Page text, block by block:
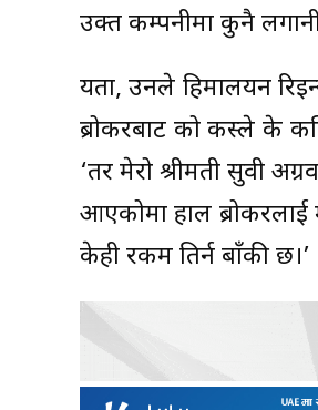
उक्त कम्पनीमा कुनै
यता, उनले हिमालयन
ब्रोकरबाट को कस्ले के
‘तर मेरो श्रीमती सुवी
आएकोमा हाल ब्रोकरलाई
केही रकम तिर्न बाँकी छ।’